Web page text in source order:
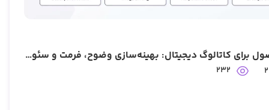
چک لیست فنی عکاسی محصول برای کاتالوگ دیجیتال: بهینه‌سازی وضوح، فرمت و سئو تصاویر
232